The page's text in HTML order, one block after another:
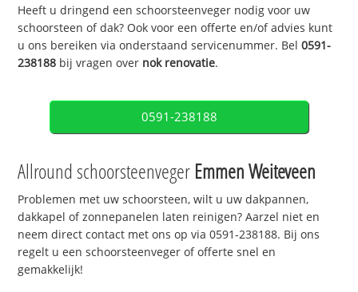
Heeft u dringend een schoorsteenveger nodig voor uw
schoorsteen of dak? Ook voor een offerte en/of advies kunt
u ons bereiken via onderstaand servicenummer. Bel0591-
238188 bij vragen over nok renovatie.
0591-238188
Allround schoorsteenveger Emmen Weiteveen
Problemen met uw schoorsteen, wilt u uw dakpannen,
dakkapel of zonnepanelen laten reinigen? Aarzel niet en
neem direct contact met ons op via 0591-238188. Bij ons
regelt u een schoorsteenveger of offerte snel en
gemakkelijk!